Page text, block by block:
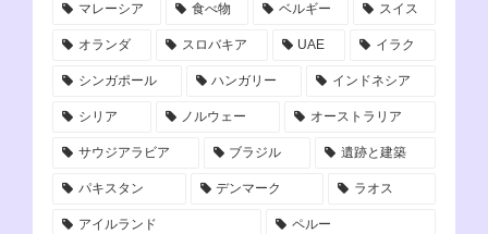
マレーシア 食べ物 ベルギー スイス
オランダ スロバキア UAE イラク
シンガポール ハンガリー インドネシア
シリア ノルウェー オーストラリア
サウジアラビア ブラジル 遺跡と建築
パキスタン デンマーク ラオス
アイルランド ペルー